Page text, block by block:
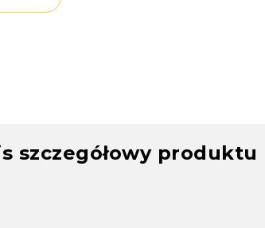
szczegółowy produktu